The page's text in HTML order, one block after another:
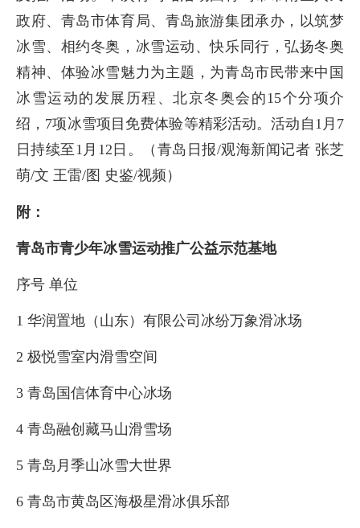
政府、青岛市体育局、青岛旅游集团承办，以筑梦
冰雪、相约冬奥，冰雪运动、快乐同行，弘扬冬奥
精神、体验冰雪魅力为主题，为青岛市民带来中国
冰雪运动的发展历程、北京冬奥会的15个分项介
绍，7项冰雪项目免费体验等精彩活动。活动自1月7
日持续至1月12日。（青岛日报/观海新闻记者 张芝
萌/文 王雷/图 史鉴/视频）
附：
青岛市青少年冰雪运动推广公益示范基地
序号 单位
1 华润置地（山东）有限公司冰纷万象滑冰场
2 极悦雪室内滑雪空间
3 青岛国信体育中心冰场
4 青岛融创藏马山滑雪场
5 青岛月季山冰雪大世界
6 青岛市黄岛区海极星滑冰俱乐部